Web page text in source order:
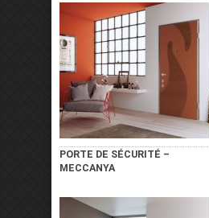
PORTE DE SÉCURITÉ –
MECCANYA